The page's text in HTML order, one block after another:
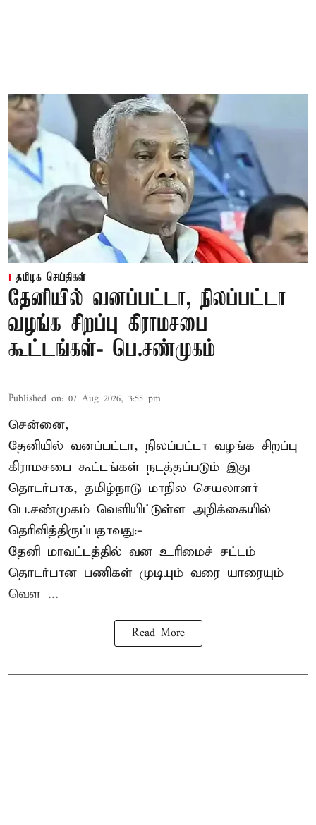
தமிழக செய்திகள்
தேனியில் வனப்பட்டா, நிலப்பட்டா
வழங்க சிறப்பு கிராமசபை
கூட்டங்கள்- பெ.சண்முகம்
Published on: 07 Aug 2026, 3:55 pm
சென்னை,
தேனியில் வனப்பட்டா, நிலப்பட்டா வழங்க சிறப்பு
கிராமசபை கூட்டங்கள் நடத்தப்படும் இது
தொடர்பாக, தமிழ்நாடு மாநில செயலாளர்
பெ.சண்முகம் வெளியிட்டுள்ள அறிக்கையில்
தெரிவித்திருப்பதாவது:-
தேனி மாவட்டத்தில் வன உரிமைச் சட்டம்
தொடர்பான பணிகள் முடியும் வரை யாரையும்
வெள ...
Read More